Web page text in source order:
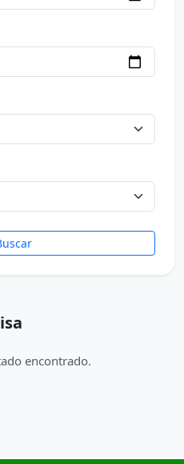
encontrado.